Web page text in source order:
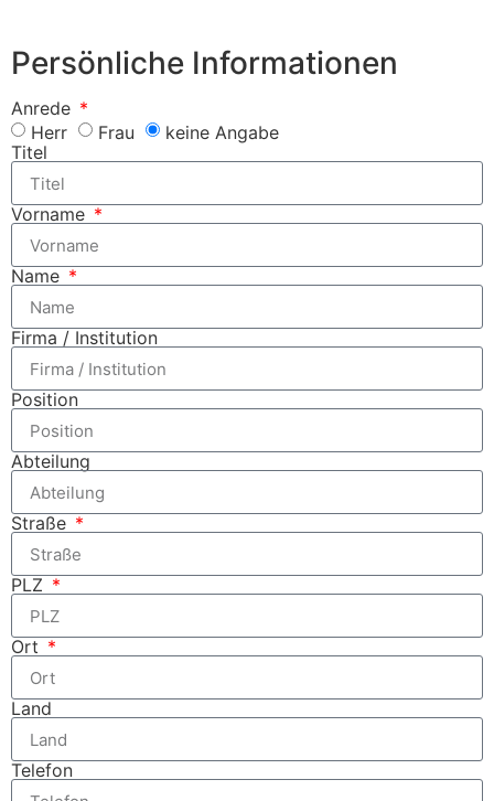
Persönliche Informationen
Anrede
Herr
Frau
keine Angabe
Titel
Vorname
Name
Firma / Institution
Position
Abteilung
Straße
PLZ
Ort
Land
Telefon